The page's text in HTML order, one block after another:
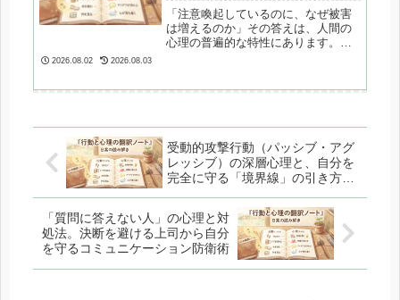
理」を翻訳する
「注意喚起しているのに、なぜ被害
は増えるのか」その答えは、人間の
心理の普遍的な特性にあります。楽
介。
2026.08.02 2026.08.03
受動的攻撃行動（パッシブ・アグ
レッシブ）の深層心理と、自分を
完全に守る「境界線」の引き方
「質問に答えない人」の心理と対
処法。決断を避ける上司から自分
を守るコミュニケーション防衛術